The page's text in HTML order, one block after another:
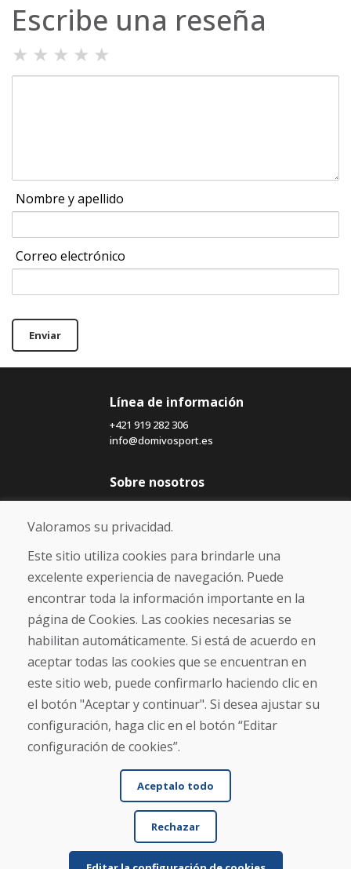
Escribe una reseña
★ ★ ★ ★ ★
Nombre y apellido
Correo electrónico
Enviar
Línea de información
+421 919 282 306
info@domivosport.es
Sobre nosotros
Blog
Sobre nosotros
Comercio
Contacto
Compra
Tienda electrónica
Envío y pago
NORMAS DE RECLAMACIÓN
Devolución y cambio de mercancías
Política de privacidad
Cookies
© DOMIVOSPORT 2026, reservados todos los derechos
Valoramos su privacidad.
Este sitio utiliza cookies para brindarle una
excelente experiencia de navegación. Puede
encontrar toda la información importante en la
página de Cookies. Las cookies necesarias se
habilitan automáticamente. Si está de acuerdo en
aceptar todas las cookies que se encuentran en
este sitio web, puede confirmarlo haciendo clic en
el botón "Aceptar y continuar". Si desea ajustar su
configuración, haga clic en el botón “Editar
configuración de cookies”.
Aceptalo todo
Rechazar